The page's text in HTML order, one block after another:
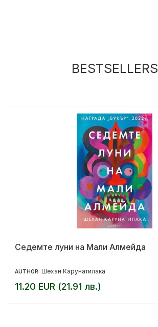
BESTSELLERS
Седемте луни на Мали Алмейда
AUTHOR: Шехан Карунатилака
11.20 EUR (21.91 лв.)